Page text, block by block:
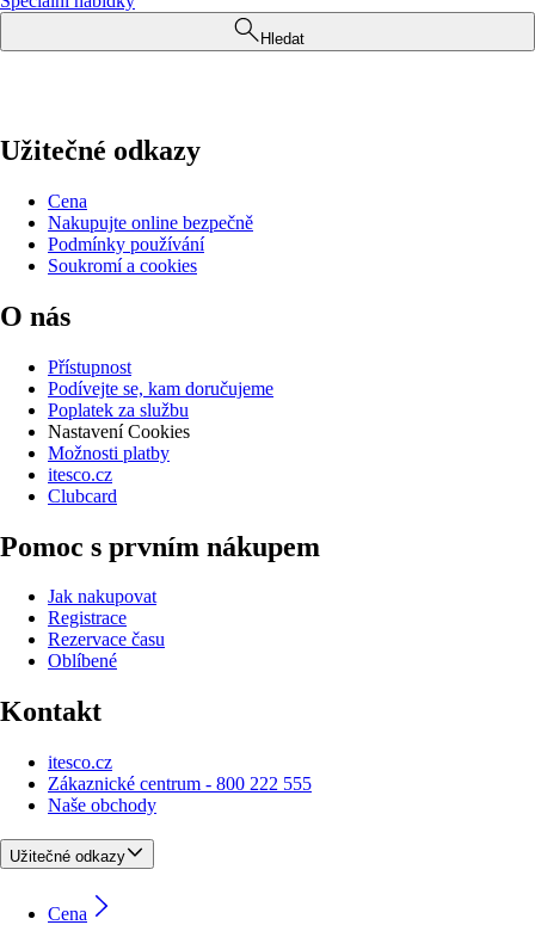
Hledat
Užitečné odkazy
Cena
Nakupujte online bezpečně
Podmínky používání
Soukromí a cookies
O nás
Přístupnost
Podívejte se, kam doručujeme
Poplatek za službu
Nastavení Cookies
Možnosti platby
itesco.cz
Clubcard
Pomoc s prvním nákupem
Jak nakupovat
Registrace
Rezervace času
Oblíbené
Kontakt
itesco.cz
Zákaznické centrum - 800 222 555
Naše obchody
Užitečné odkazy
Cena